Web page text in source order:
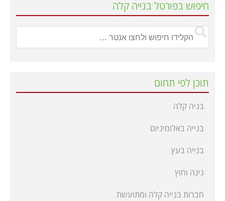
חיפוש בפורטל בנייה קלה
תוכן לפי תחום
בניה קלה
בנייה באלומיניום
בנייה בעץ
גינה וחוץ
חברות בנייה קלה ומתועשת